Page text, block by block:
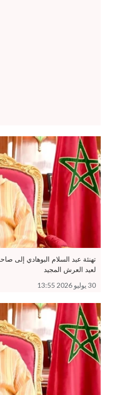
لعيد العرش المجيد
30 يوليو 2026 13:55